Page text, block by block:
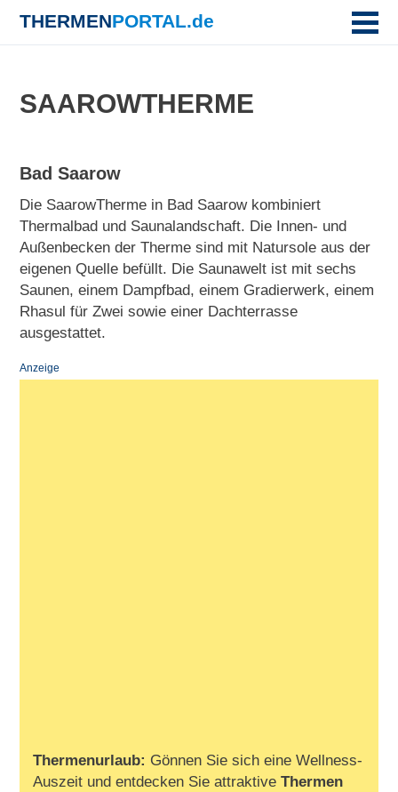
THERMENPORTAL.de
SAAROWTHERME
Bad Saarow
Die SaarowTherme in Bad Saarow kombiniert
Thermalbad und Saunalandschaft. Die Innen- und
Außenbecken der Therme sind mit Natursole aus der
eigenen Quelle befüllt. Die Saunawelt ist mit sechs
Saunen, einem Dampfbad, einem Gradierwerk, einem
Rhasul für Zwei sowie einer Dachterrasse
ausgestattet.
Anzeige
Thermenurlaub: Gönnen Sie sich eine Wellness-
Auszeit und entdecken Sie attraktiveThermen